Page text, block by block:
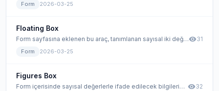
Form 2026-03-25
Floating Box
Form sayfasına eklenen bu araç, tanımlanan sayısal iki değer aralığında seçim yapılmasını sağlar.
Form 2026-03-25
visibility31
Figures Box
Form içerisinde sayısal değerlerle ifade edilecek bilgilerin alınması için kullanılan form elemanıdır. visibility32